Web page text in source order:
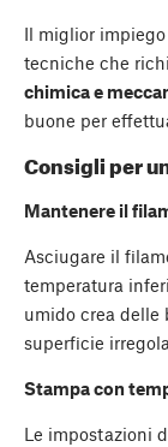
Il miglior
tecniche che
chimica e
buone per
Consigli per
Mantenere il
Asciugare il
temperatura
umido crea delle
superficie
Stampa con
Le impostazioni